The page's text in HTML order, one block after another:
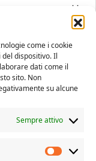
come i cookie
dispositivo. Il
dati come il
sito. Non
su alcune
Sempre attivo